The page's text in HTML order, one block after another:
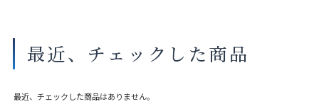
最近、チェックした商品
最近、チェックした商品はありません。